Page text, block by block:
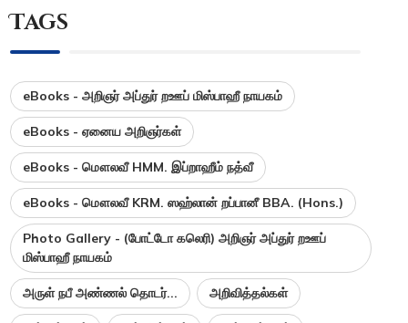
Tags
eBooks - அறிஞர் அப்துர் றஊப் மிஸ்பாஹீ நாயகம்
eBooks - ஏனைய அறிஞர்கள்
eBooks - மௌலவீ HMM. இப்றாஹீம் நத்வீ
eBooks - மௌலவீ KRM. ஸஹ்லான் றப்பானீ BBA. (Hons.)
Photo Gallery - (போட்டோ கலெரி) அறிஞர் அப்துர் றஊப்
மிஸ்பாஹீ நாயகம்
அருள் நபீ அண்ணல் தொடர்... அறிவித்தல்கள்